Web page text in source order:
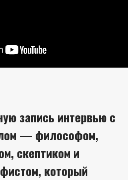
запись интервью с
— философом,
скептиком и
который